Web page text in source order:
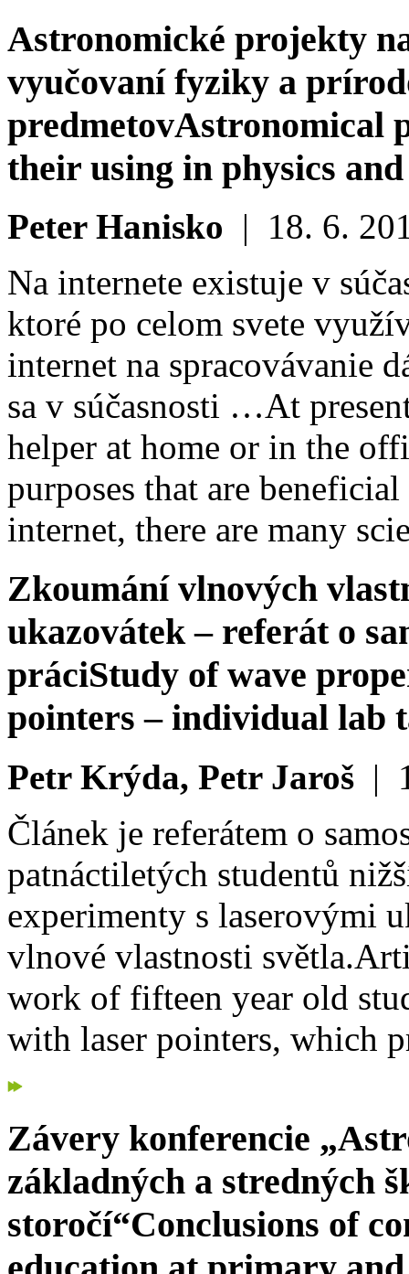
Astronomické projekty
vyučovaní fyziky a
predmetovAstronomical
their using in physics
Peter Hanisko | 18. 6.
Na internete existuje v
ktoré po celom svete
internet na spracovávanie
sa v súčasnosti …At
helper at home or in the
purposes that are
internet, there are many
Zkoumání vlnových
ukazovátek – referát o
práciStudy of wave
pointers – individual lab
Petr Krýda, Petr Jaroš |
Článek je referátem o
patnáctiletých studentů
experimenty s laserovými
vlnové vlastnosti světla.
work of fifteen year old
with laser pointers, which
Závery konferencie
základných a stredných
storočí“Conclusions of